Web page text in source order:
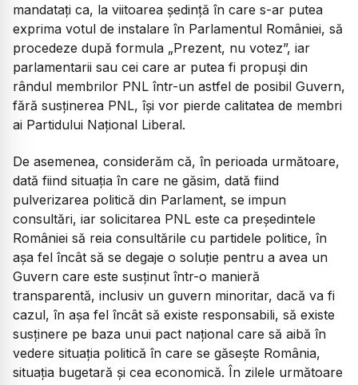
mandatați ca, la viitoarea ședință în care s-ar putea
exprima votul de instalare în Parlamentul României, să
procedeze după formula „Prezent, nu votez”, iar
parlamentarii sau cei care ar putea fi propuși din
rândul membrilor PNL într-un astfel de posibil Guvern,
fără susținerea PNL, își vor pierde calitatea de membri
ai Partidului Național Liberal.
De asemenea, considerăm că, în perioada următoare,
dată fiind situația în care ne găsim, dată fiind
pulverizarea politică din Parlament, se impun
consultări, iar solicitarea PNL este ca președintele
României să reia consultările cu partidele politice, în
așa fel încât să se degaje o soluție pentru a avea un
Guvern care este susținut într-o manieră
transparentă, inclusiv un guvern minoritar, dacă va fi
cazul, în așa fel încât să existe responsabili, să existe
susținere pe baza unui pact național care să aibă în
vedere situația politică în care se găsește România,
situația bugetară și cea economică. În zilele următoare